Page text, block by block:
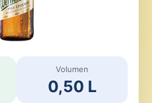
Volumen
0,50 L